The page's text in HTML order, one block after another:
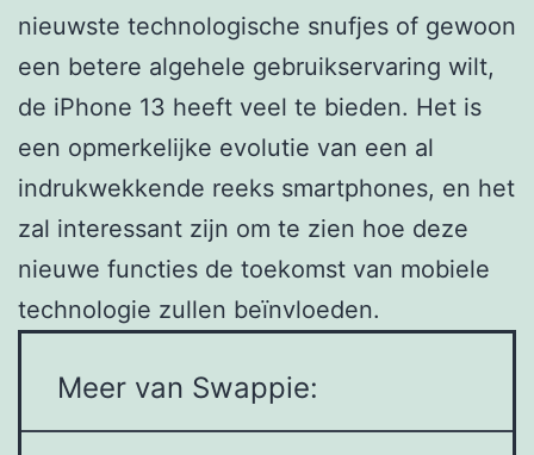
nieuwste technologische snufjes of gewoon
een betere algehele gebruikservaring wilt,
de iPhone 13 heeft veel te bieden. Het is
een opmerkelijke evolutie van een al
indrukwekkende reeks smartphones, en het
zal interessant zijn om te zien hoe deze
nieuwe functies de toekomst van mobiele
technologie zullen beïnvloeden.
Meer van Swappie: